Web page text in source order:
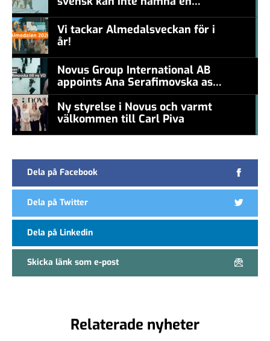
levande konstnär
Vi tackar Almedalsveckan för i
år!
Novus Group International AB
appoints Ana Serafimovska as
new CEO
Ny styrelse i Novus och varmt
välkommen till Carl Piva
Dela på Facebook
Dela på Twitter
Dela på Linkedin
Skicka länk som e-post
Relaterade nyheter